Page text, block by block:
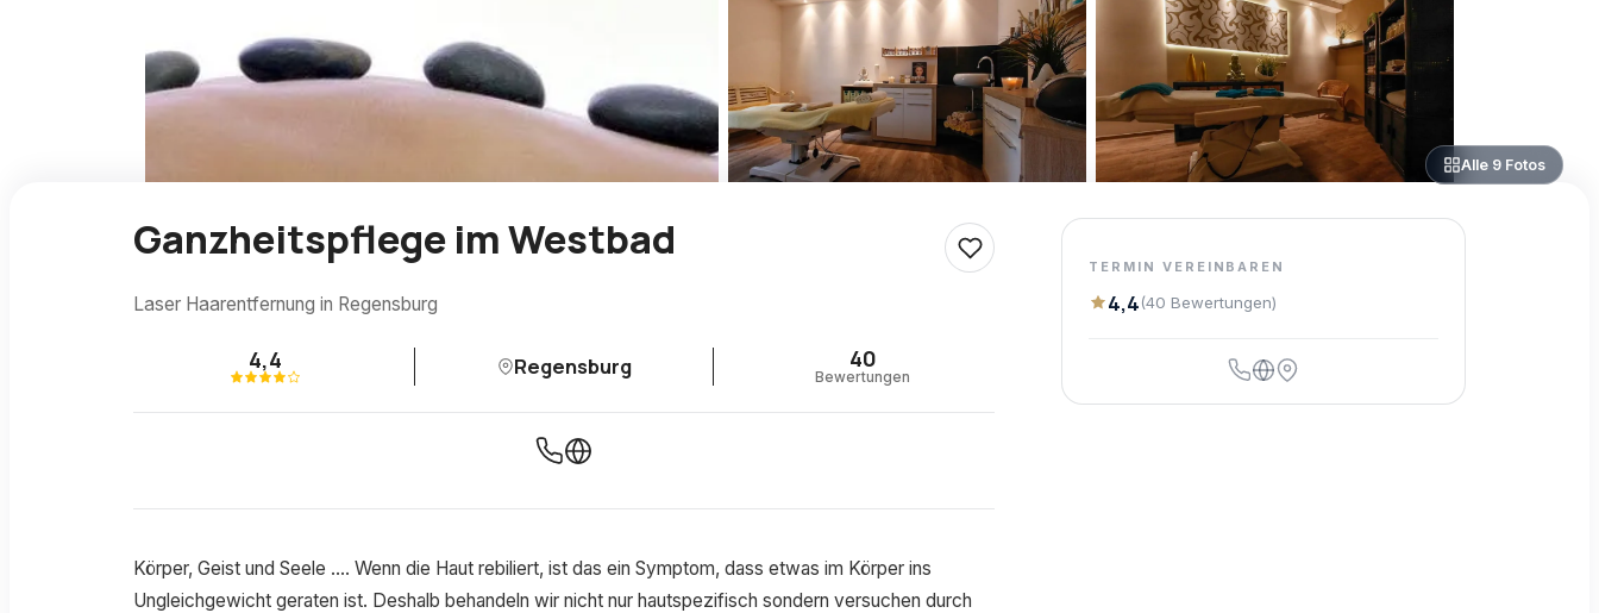
Alle 9 Fotos
Ganzheitspflege im Westbad
Laser Haarentfernung in Regensburg
4,4 Regensburg 40
Bewertungen
Körper, Geist und Seele …. Wenn die Haut rebiliert, ist das ein Symptom, dass etwas im Körper ins
Ungleichgewicht geraten ist. Deshalb behandeln wir nicht nur hautspezifisch sondern versuchen durch
TERMIN VEREINBAREN
4,4(40 Bewertungen)